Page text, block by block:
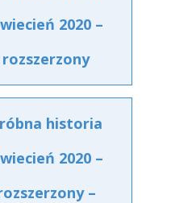
2020 –
historia
2020 –
–